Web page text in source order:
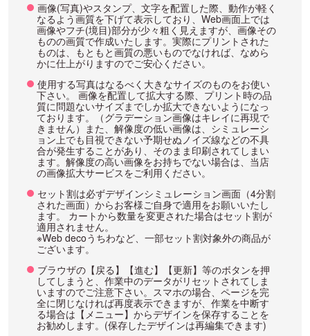
画像(写真)やスタンプ、文字を配置した際、動作が軽く
なるよう画質を下げて表示しており、Web画面上では
画像やフチ(境目)部分が少々粗く見えますが、画像その
ものの画質で作成いたします。実際にプリントされた
ものは、もともと画質の悪いものでなければ、なめら
かに仕上がりますのでご安心ください。
使用する写真はなるべく大きなサイズのものをお使い
下さい。 画像を配置して拡大する際、プリント時の品
質に問題ないサイズまでしか拡大できないようになっ
ております。（グラデーション画像はキレイに再現で
きません）また、解像度の低い画像は、シミュレーシ
ョン上でも目視できない予期せぬノイズ線などの不具
合が発生することがあり、そのまま印刷されてしまい
ます。解像度の高い画像をお持ちでない場合は、当店
の画像拡大サービスをご利用ください。
セット割は必ずデザインシミュレーション画面（4分割
された画面）からお客様ご自身で適用をお願いいたし
ます。 カートから数量を変更された場合はセット割が
適用されません。
※Web decoうちわなど、一部セット割対象外の商品が
ございます。
ブラウザの【戻る】【進む】【更新】等のボタンを押
してしまうと、作業中のデータがリセットされてしま
いますのでご注意下さい。スマホの場合、ページを完
全に閉じなければ再度表示できますが、作業を中断す
る場合は【メニュー】からデザインを保存することを
お勧めします。(保存したデザインは再編集できます)